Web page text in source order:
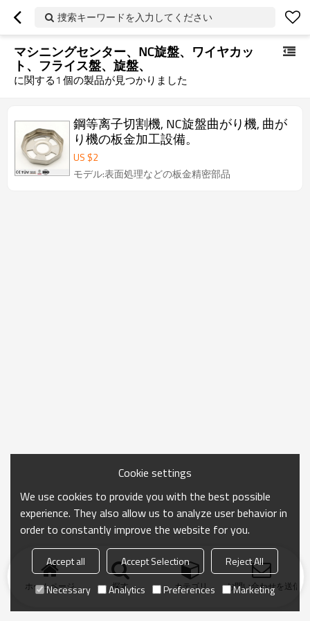
捜索キーワードを入力してください
マシニングセンター、NC旋盤、ワイヤカッ
ト、フライス盤、旋盤、
に関する1 個の製品が見つかりました
鋼等离子切割機, NC旋盤曲がり機, 曲が
り機の板金加工設備。
US $2
モデル:表面処理などの板金精密部品
ホームページ 探す カテゴリ お問い合わせを送信
Cookie settings
We use cookies to provide you with the best possible
experience. They also allow us to analyze user behavior in
order to constantly improve the website for you.
Accept all Accept Selection
Reject All
Necessary
Analytics Preferences Marketing